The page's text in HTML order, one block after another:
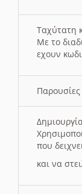
Ταχύτατη
Με το
εχουν
που
και να